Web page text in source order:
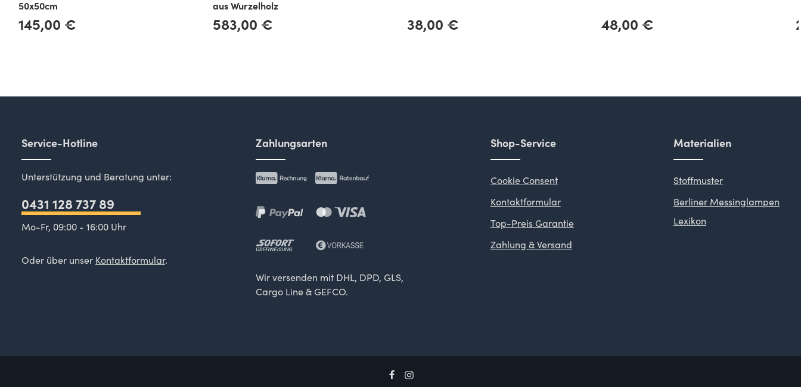
50x50cm
Regulärer Preis:
145,00 €
aus Wurzelholz
Regulärer Preis:
583,00 € Regulärer Preis:
38,00 € Regulärer Preis:
48,00 €
Service-Hotline
Unterstützung und Beratung unter:
0431 128 737 89
Mo-Fr, 09:00 - 16:00 Uhr
Oder über unser Kontaktformular.
Zahlungsarten
Wir versenden mit DHL, DPD, GLS,
Cargo Line & GEFCO.
Shop-Service
Cookie Consent
Kontaktformular
Top-Preis Garantie
Zahlung & Versand
Materialien
Stoffmuster
Berliner Messinglampen
Lexikon